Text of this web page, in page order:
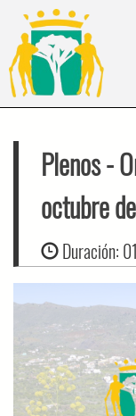
Plenos-
octubre
Duración: